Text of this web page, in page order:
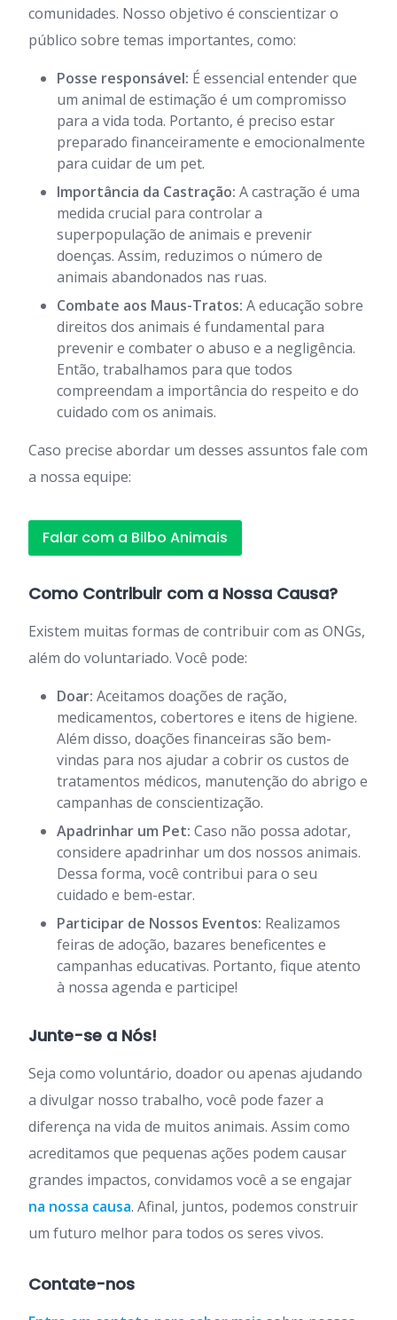
comunidades. Nosso objetivo é conscientizar o
público sobre temas importantes, como:
Posse responsável: É essencial entender que
um animal de estimação é um compromisso
para a vida toda. Portanto, é preciso estar
preparado financeiramente e emocionalmente
para cuidar de um pet.
Importância da Castração: A castração é uma
medida crucial para controlar a
superpopulação de animais e prevenir
doenças. Assim, reduzimos o número de
animais abandonados nas ruas.
Combate aos Maus-Tratos: A educação sobre
direitos dos animais é fundamental para
prevenir e combater o abuso e a negligência.
Então, trabalhamos para que todos
compreendam a importância do respeito e do
cuidado com os animais.
Caso precise abordar um desses assuntos fale com
a nossa equipe:
Falar com a Bilbo Animais
Como Contribuir com a Nossa Causa?
Existem muitas formas de contribuir com as ONGs,
além do voluntariado. Você pode:
Doar: Aceitamos doações de ração,
medicamentos, cobertores e itens de higiene.
Além disso, doações financeiras são bem-
vindas para nos ajudar a cobrir os custos de
tratamentos médicos, manutenção do abrigo e
campanhas de conscientização.
Apadrinhar um Pet: Caso não possa adotar,
considere apadrinhar um dos nossos animais.
Dessa forma, você contribui para o seu
cuidado e bem-estar.
Participar de Nossos Eventos: Realizamos
feiras de adoção, bazares beneficentes e
campanhas educativas. Portanto, fique atento
à nossa agenda e participe!
Junte-se a Nós!
Seja como voluntário, doador ou apenas ajudando
a divulgar nosso trabalho, você pode fazer a
diferença na vida de muitos animais. Assim como
acreditamos que pequenas ações podem causar
grandes impactos, convidamos você a se engajar
na nossa causa. Afinal, juntos, podemos construir
um futuro melhor para todos os seres vivos.
Contate-nos